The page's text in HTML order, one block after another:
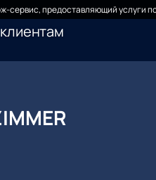
предоставляющий услуги